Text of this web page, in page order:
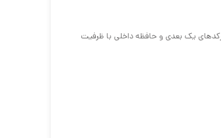
حالت استندبای ، توانایی خواندن انواع بارکدهای یک بعدی و حافظه داخلی با ظرفیت